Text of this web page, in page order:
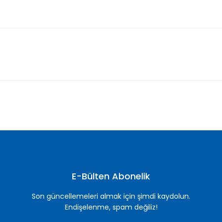
E-Bülten Abonelik
Son güncellemeleri almak için şimdi kaydolun.
Endişelenme, spam değiliz!